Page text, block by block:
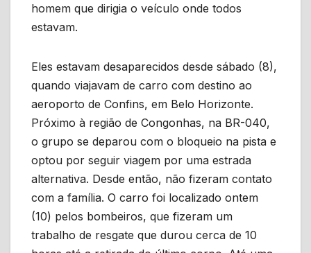
homem que dirigia o veículo onde todos
estavam.
Eles estavam desaparecidos desde sábado (8),
quando viajavam de carro com destino ao
aeroporto de Confins, em Belo Horizonte.
Próximo à região de Congonhas, na BR-040,
o grupo se deparou com o bloqueio na pista e
optou por seguir viagem por uma estrada
alternativa. Desde então, não fizeram contato
com a família. O carro foi localizado ontem
(10) pelos bombeiros, que fizeram um
trabalho de resgate que durou cerca de 10